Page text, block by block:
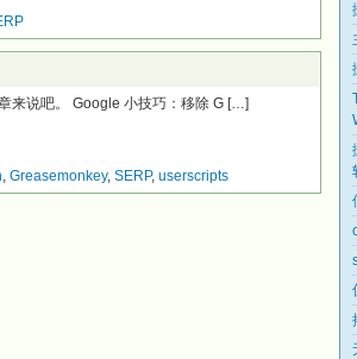
来说吧。 Google 小技巧：移除 G […]
, Greasemonkey, SERP, userscripts